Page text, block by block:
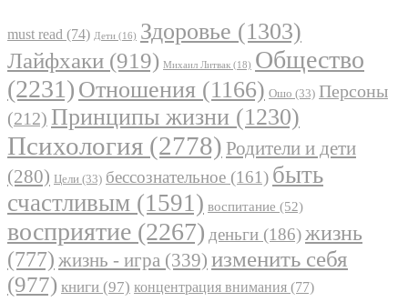
must read (74) Дети (16) Здоровье (1303)
Лайфхаки (919) Михаил Литвак (18) Общество
(2231) Отношения (1166) Ошо (33) Персоны
(212) Принципы жизни (1230)
Психология (2778) Родители и дети
(280) Цели (33) бессознательное (161) быть
счастливым (1591) воспитание (52)
восприятие (2267) деньги (186)жизнь
(777) жизнь - игра (339) изменить себя
(977) книги (97) концентрация внимания (77)